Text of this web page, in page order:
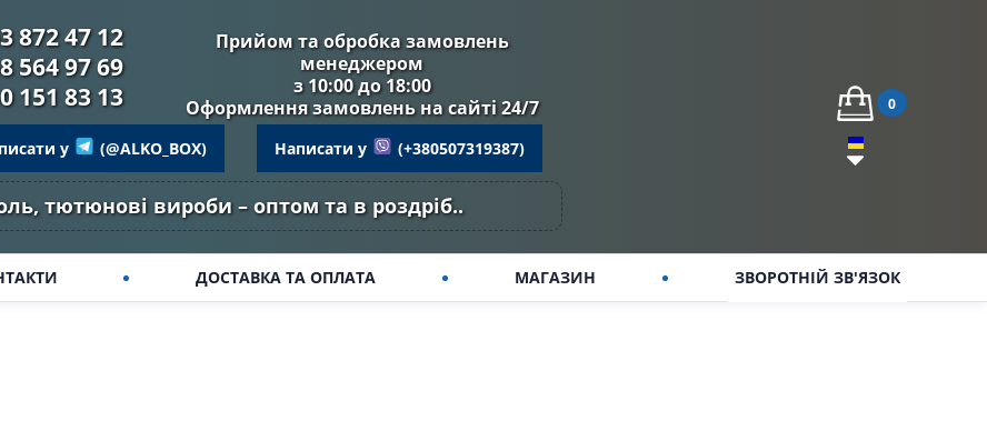
872 47 12
564 97 69
151 83 13
Прийом та обробка замовлень
менеджером
з 10:00 до 18:00
Оформлення замовлень на сайті 24/7
у (@ALKO_BOX) Написати у (+380507319387)
тютюнові вироби – оптом та в роздріб..
0
ДОСТАВКА ТА ОПЛАТА МАГАЗИН ЗВОРОТНІЙ ЗВ'ЯЗОК